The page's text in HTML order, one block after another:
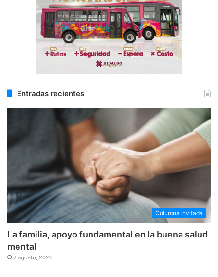
Entradas recientes
Columna invitada
La familia, apoyo fundamental en la buena salud
mental
2 agosto, 2026